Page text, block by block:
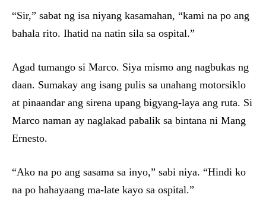
“Sir,” sabat ng isa niyang kasamahan, “kami na po ang
bahala rito. Ihatid na natin sila sa ospital.”
Agad tumango si Marco. Siya mismo ang nagbukas ng
daan. Sumakay ang isang pulis sa unahang motorsiklo
at pinaandar ang sirena upang bigyang-laya ang ruta. Si
Marco naman ay naglakad pabalik sa bintana ni Mang
Ernesto.
“Ako na po ang sasama sa inyo,” sabi niya. “Hindi ko
na po hahayaang ma-late kayo sa ospital.”